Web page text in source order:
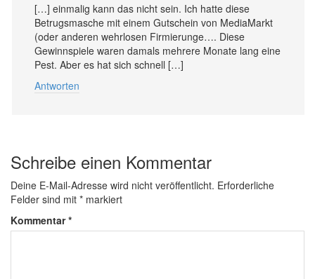
[…] einmalig kann das nicht sein. Ich hatte diese
Betrugsmasche mit einem Gutschein von MediaMarkt
(oder anderen wehrlosen Firmierunge…. Diese
Gewinnspiele waren damals mehrere Monate lang eine
Pest. Aber es hat sich schnell […]
Antworten
Schreibe einen Kommentar
Deine E-Mail-Adresse wird nicht veröffentlicht. Erforderliche
Felder sind mit * markiert
Kommentar*